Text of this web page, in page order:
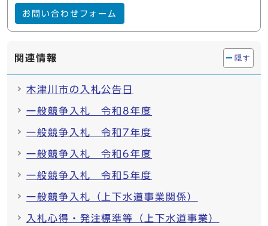
お問い合わせフォーム
関連情報 隠す
木津川市の入札公告日
一般競争入札 令和8年度
一般競争入札 令和7年度
一般競争入札 令和6年度
一般競争入札 令和5年度
一般競争入札（上下水道事業関係）
入札心得・発注標準等（上下水道事業）